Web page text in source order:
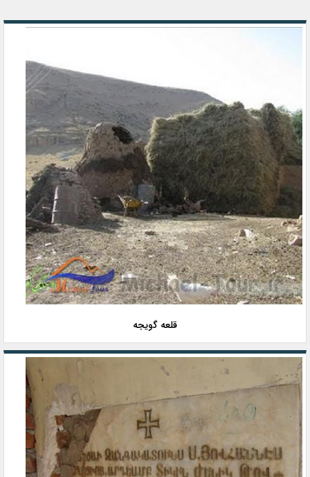
قلعه گویجه